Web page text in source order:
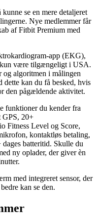
se en mere detaljeret
Nye medlemmer får
af Fitbit Premium med
app (EKG),
være tilgængeligt i USA.
og algoritmen i målingen
kan du få besked, hvis
den pågældende aktivitet.
funktioner du kender fra
GPS, 20+
Fitness Level og Score,
kontaktløs betaling,
batteritid. Skulle du
ny oplader, der giver èn
med integreret sensor, der
kan se den.